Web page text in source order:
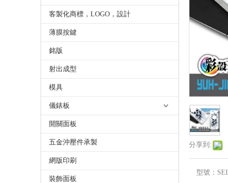
客製化商標，LOGO，設計
薄膜按鍵
銘版
射出成型
模具
儀錶板
開關面板
五金沖壓件承製
網版印刷
裝飾面板
分享到:
型號：